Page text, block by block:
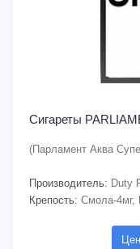
Сигареты
(Парламент Аква
Производитель: Duty
Крепость: Смола-4мг,